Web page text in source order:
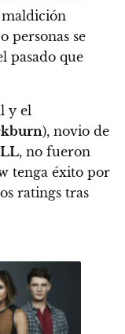
personas se
pasado que
y el
), novio de
, no fueron
tenga éxito por
ratings tras